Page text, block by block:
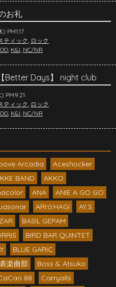
お礼
PM1:17
ティック, ロック
, K&I, NC/NR
Better Days】 night club
PM9:21
ティック, ロック
, K&I, NC/NR
Arcadia
Aceshocker
BAND
AKKO
ANA
ANIE A GO GO
ARI☆HAGI
AY.S
BASIL GEPAM
BIRD BAR QUINTET
BLUE GARIC
楽曲部
Boss & Atsuko
88
Carryalls